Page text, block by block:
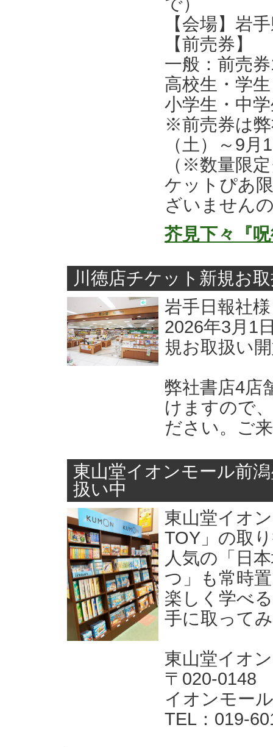
【会場】岩
【前売券】
一般：前売
高校生・学
小学生・中
※前売券は弊
（土）～9
（※数量限
ケットぴあ
ざいません
芥見下々『
川徳店チケット新規お
岩手日報社
2026年3月1
規お取扱い
弊社書店4店
けますので
ださい。ご
東山堂イオンモール前
扱い中
東山堂イオ
TOY」の取
人気の「日
つ」も常時
楽しく学べ
手に取って
東山堂イオ
〒020-0148
イオンモー
TEL：019-